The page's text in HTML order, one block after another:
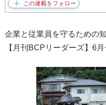
企業と従業員を守るための
【月刊BCPリーダーズ】6